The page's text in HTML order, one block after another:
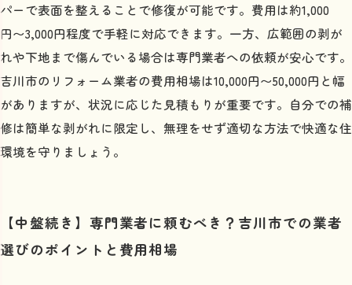
パーで表面を整えることで修復が可能です。費用は約1,000
円〜3,000円程度で手軽に対応できます。一方、広範囲の剥が
れや下地まで傷んでいる場合は専門業者への依頼が安心です。
吉川市のリフォーム業者の費用相場は10,000円〜50,000円と幅
がありますが、状況に応じた見積もりが重要です。自分での補
修は簡単な剥がれに限定し、無理をせず適切な方法で快適な住
環境を守りましょう。
【中盤続き】専門業者に頼むべき？吉川市での業者
選びのポイントと費用相場